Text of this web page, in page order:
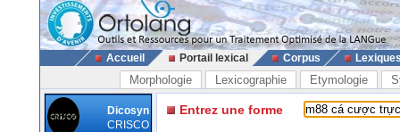
Accueil Portail lexical Corpus
Morphologie Lexicographie Etymologie
Dicosyn
CRISCO
Entrez une forme